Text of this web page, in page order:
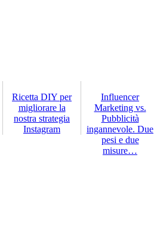
Ricetta DIY per
migliorare la
nostra strategia
Instagram
Influencer
Marketing vs.
Pubblicità
ingannevole. Due
pesi e due
misure…